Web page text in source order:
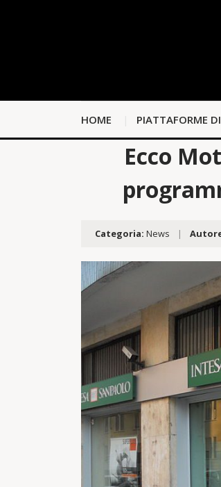
HOME PIATTAFORME
Ecco
Categoria: News |